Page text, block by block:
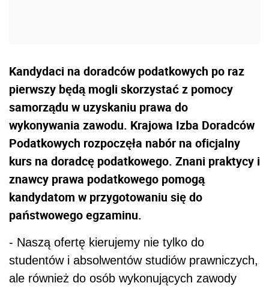
Kandydaci na doradców podatkowych po raz
pierwszy będą mogli skorzystać z pomocy
samorządu w uzyskaniu prawa do
wykonywania zawodu. Krajowa Izba Doradców
Podatkowych rozpoczęła nabór na oficjalny
kurs na doradcę podatkowego. Znani praktycy i
znawcy prawa podatkowego pomogą
kandydatom w przygotowaniu się do
państwowego egzaminu.
- Naszą ofertę kierujemy nie tylko do
studentów i absolwentów studiów prawniczych,
ale również do osób wykonujących zawody